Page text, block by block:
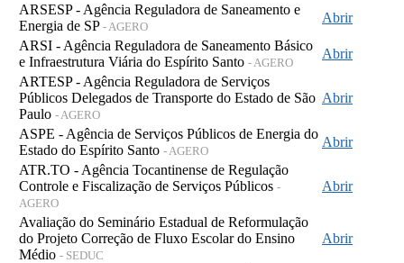
ARSESP - Agência Reguladora de Saneamento e
Energia de SP - AGERO
Abrir
ARSI - Agência Reguladora de Saneamento Básico
e Infraestrutura Viária do Espírito Santo - AGERO
Abrir
ARTESP - Agência Reguladora de Serviços
Públicos Delegados de Transporte do Estado de São
Paulo - AGERO
Abrir
ASPE - Agência de Serviços Públicos de Energia do
Estado do Espírito Santo - AGERO
Abrir
ATR.TO - Agência Tocantinense de Regulação
Controle e Fiscalização de Serviços Públicos -
AGERO
Abrir
Avaliação do Seminário Estadual de Reformulação
do Projeto Correção de Fluxo Escolar do Ensino
Médio - SEDUC
Abrir